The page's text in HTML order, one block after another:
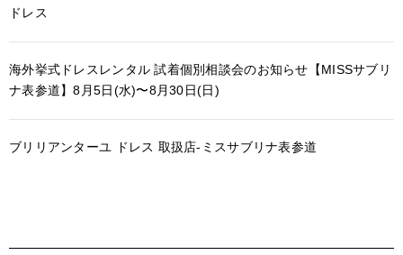
ドレス
海外挙式ドレスレンタル 試着個別相談会のお知らせ【MISSサブリ
ナ表参道】8月5日(水)〜8月30日(日)
ブリリアンターユ ドレス 取扱店-ミスサブリナ表参道